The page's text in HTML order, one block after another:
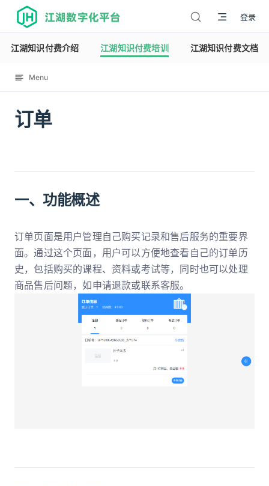
江湖数字化平台 登录
江湖知识付费介绍 江湖知识付费培训 江湖知识付费文档
Menu
订单
12119
一、功能概述
订单页面是用户管理自己购买记录和售后服务的重要界
面。通过这个页面，用户可以方便地查看自己的订单历
史，包括购买的课程、资料或考试等，同时也可以处理
商品售后问题，如申请退款或联系客服。